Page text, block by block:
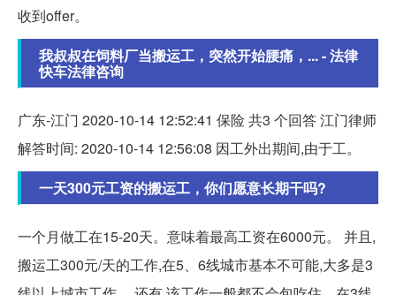
收到offer。
我叔叔在饲料厂当搬运工，突然开始腰痛，... - 法律
快车法律咨询
广东-江门 2020-10-14 12:52:41 保险 共3 个回答 江门律师
解答时间: 2020-10-14 12:56:08 因工外出期间,由于工。
一天300元工资的搬运工，你们愿意长期干吗?
一个月做工在15-20天。意味着最高工资在6000元。 并且,
搬运工300元/天的工作,在5、6线城市基本不可能,大多是3